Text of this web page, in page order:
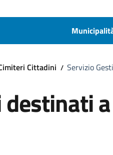
Cittadini Servizio
a